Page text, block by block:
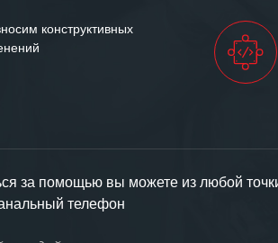
конструктивных
за помощью вы можете из любой
телефон